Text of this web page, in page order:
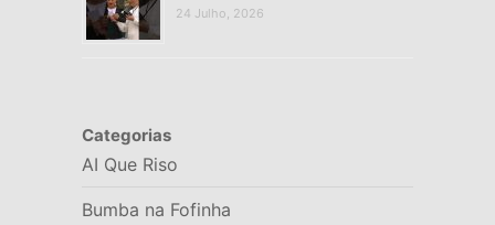
24 Julho, 2026
Categorias
AI Que Riso
Bumba na Fofinha